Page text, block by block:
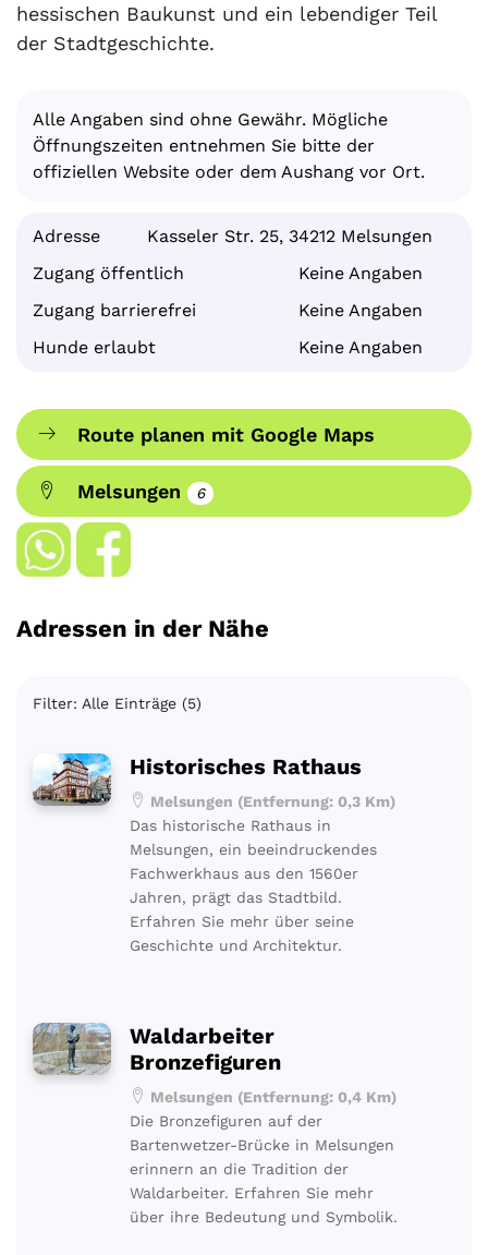
hessischen Baukunst und ein lebendiger Teil
der Stadtgeschichte.
Alle Angaben sind ohne Gewähr. Mögliche
Öffnungszeiten entnehmen Sie bitte der
offiziellen Website oder dem Aushang vor Ort.
Adresse
Kasseler Str. 25, 34212 Melsungen
Zugang öffentlich
Keine Angaben
Zugang barrierefrei
Keine Angaben
Hunde erlaubt
Keine Angaben
Route planen mit Google Maps
Melsungen 6
Adressen in der Nähe
Filter: Alle Einträge (5)
Historisches Rathaus
Melsungen (Entfernung: 0,3 Km)
Das historische Rathaus in
Melsungen, ein beeindruckendes
Fachwerkhaus aus den 1560er
Jahren, prägt das Stadtbild.
Erfahren Sie mehr über seine
Geschichte und Architektur.
Waldarbeiter
Bronzefiguren
Melsungen (Entfernung: 0,4 Km)
Die Bronzefiguren auf der
Bartenwetzer-Brücke in Melsungen
erinnern an die Tradition der
Waldarbeiter. Erfahren Sie mehr
über ihre Bedeutung und Symbolik.